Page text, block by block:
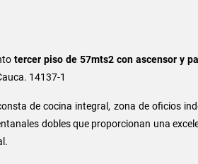
tercer piso de 57mts2 con ascensor y
14137-1
de cocina integral, zona de oficios
dobles que proporcionan una